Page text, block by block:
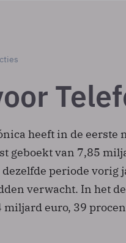
heeft in de eerste
geboekt van 7,85
periode vorig
verwacht. In het
miljard euro, 39